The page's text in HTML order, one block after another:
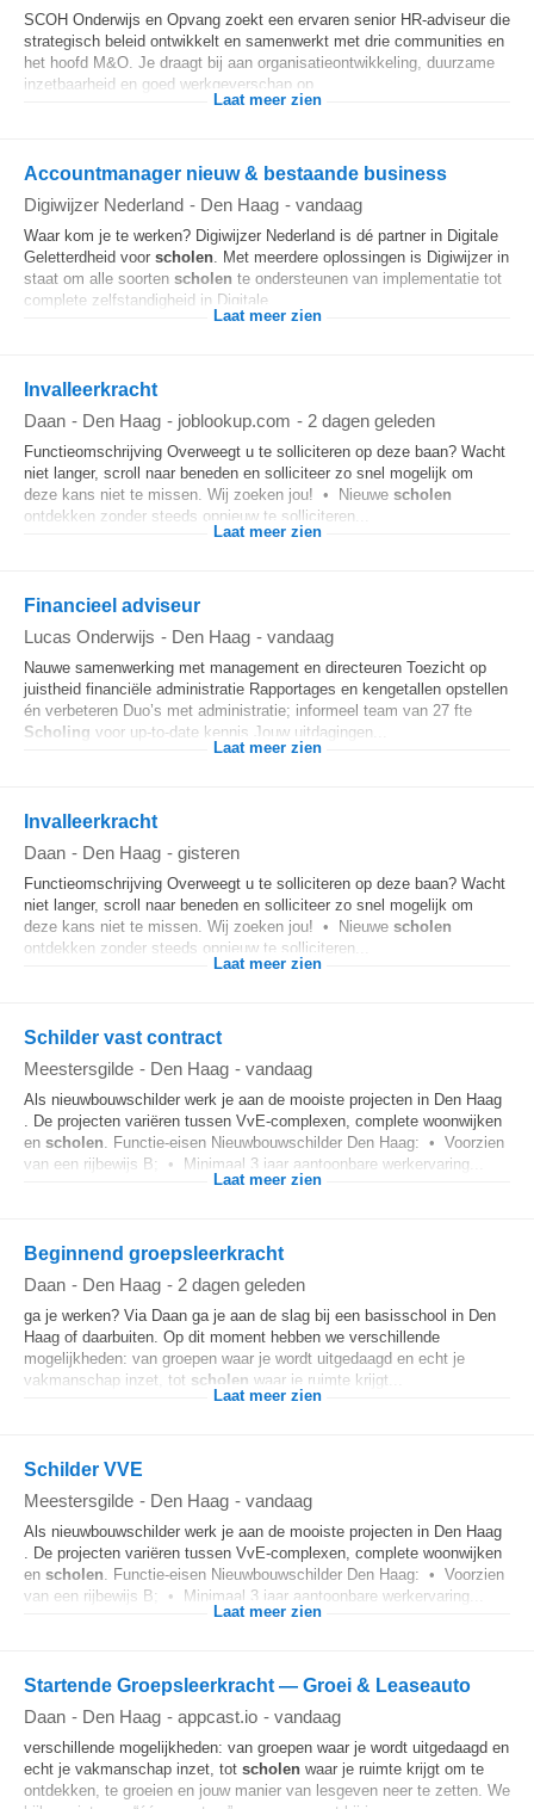
SCOH Onderwijs en Opvang zoekt een ervaren senior HR-adviseur die
strategisch beleid ontwikkelt en samenwerkt met drie communities en
het hoofd M&O. Je draagt bij aan organisatieontwikkeling, duurzame
inzetbaarheid en goed werkgeverschap op...
Laat meer zien
Accountmanager nieuw & bestaande business
Digiwijzer Nederland - Den Haag - vandaag
Waar kom je te werken? Digiwijzer Nederland is dé partner in Digitale
Geletterdheid voor scholen. Met meerdere oplossingen is Digiwijzer in
staat om alle soorten scholen te ondersteunen van implementatie tot
complete zelfstandigheid in Digitale...
Laat meer zien
Invalleerkracht
Daan - Den Haag - joblookup.com - 2 dagen geleden
Functieomschrijving Overweegt u te solliciteren op deze baan? Wacht
niet langer, scroll naar beneden en solliciteer zo snel mogelijk om
deze kans niet te missen. Wij zoeken jou! • Nieuwe scholen
ontdekken zonder steeds opnieuw te solliciteren...
Laat meer zien
Financieel adviseur
Lucas Onderwijs - Den Haag - vandaag
Nauwe samenwerking met management en directeuren Toezicht op
juistheid financiële administratie Rapportages en kengetallen opstellen
én verbeteren Duo’s met administratie; informeel team van 27 fte
Scholing voor up-to-date kennis Jouw uitdagingen...
Laat meer zien
Invalleerkracht
Daan - Den Haag - gisteren
Functieomschrijving Overweegt u te solliciteren op deze baan? Wacht
niet langer, scroll naar beneden en solliciteer zo snel mogelijk om
deze kans niet te missen. Wij zoeken jou! • Nieuwe scholen
ontdekken zonder steeds opnieuw te solliciteren...
Laat meer zien
Schilder vast contract
Meestersgilde - Den Haag - vandaag
Als nieuwbouwschilder werk je aan de mooiste projecten in Den Haag
. De projecten variëren tussen VvE-complexen, complete woonwijken
en scholen. Functie-eisen Nieuwbouwschilder Den Haag: • Voorzien
van een rijbewijs B; • Minimaal 3 jaar aantoonbare werkervaring...
Laat meer zien
Beginnend groepsleerkracht
Daan - Den Haag - 2 dagen geleden
ga je werken? Via Daan ga je aan de slag bij een basisschool in Den
Haag of daarbuiten. Op dit moment hebben we verschillende
mogelijkheden: van groepen waar je wordt uitgedaagd en echt je
vakmanschap inzet, tot scholen waar je ruimte krijgt...
Laat meer zien
Schilder VVE
Meestersgilde - Den Haag - vandaag
Als nieuwbouwschilder werk je aan de mooiste projecten in Den Haag
. De projecten variëren tussen VvE-complexen, complete woonwijken
en scholen. Functie-eisen Nieuwbouwschilder Den Haag: • Voorzien
van een rijbewijs B; • Minimaal 3 jaar aantoonbare werkervaring...
Laat meer zien
Startende Groepsleerkracht — Groei & Leaseauto
Daan - Den Haag - appcast.io - vandaag
verschillende mogelijkheden: van groepen waar je wordt uitgedaagd en
echt je vakmanschap inzet, tot scholen waar je ruimte krijgt om te
ontdekken, te groeien en jouw manier van lesgeven neer te zetten. We